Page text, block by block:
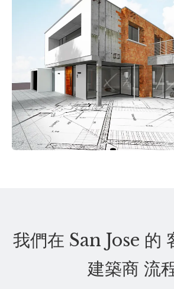
我們在 San Jose 的
建築商 流